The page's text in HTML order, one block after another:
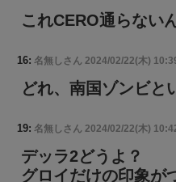
これCERO通らない
16: 名無しさん 2024/02/22(木)
どれ、南国ゾンビと
19: 名無しさん 2024/02/22(木)
デッラ2どうよ？
グロイだけの印象が